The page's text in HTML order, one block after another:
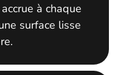
à chaque
surface lisse